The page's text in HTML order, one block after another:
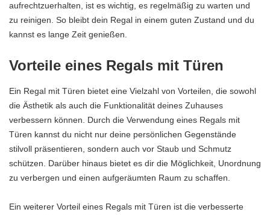
aufrechtzuerhalten, ist es wichtig, es regelmäßig zu warten und
zu reinigen. So bleibt dein Regal in einem guten Zustand und du
kannst es lange Zeit genießen.
Vorteile eines Regals mit Türen
Ein Regal mit Türen bietet eine Vielzahl von Vorteilen, die sowohl
die Ästhetik als auch die Funktionalität deines Zuhauses
verbessern können. Durch die Verwendung eines Regals mit
Türen kannst du nicht nur deine persönlichen Gegenstände
stilvoll präsentieren, sondern auch vor Staub und Schmutz
schützen. Darüber hinaus bietet es dir die Möglichkeit, Unordnung
zu verbergen und einen aufgeräumten Raum zu schaffen.
Ein weiterer Vorteil eines Regals mit Türen ist die verbesserte